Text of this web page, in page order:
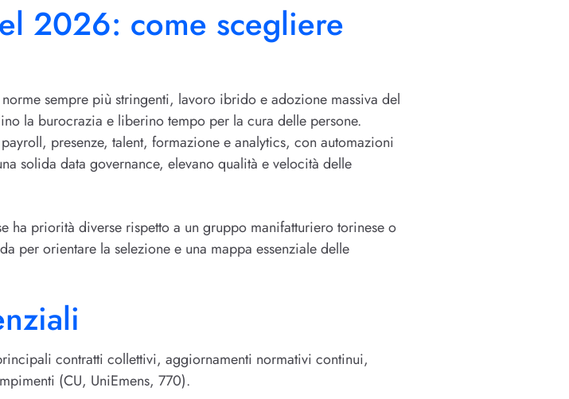
2026: come scegliere
sempre più stringenti, lavoro ibrido e adozione massiva del
la burocrazia e liberino tempo per la cura delle persone.
presenze, talent, formazione e analytics, con automazioni
solida data governance, elevano qualità e velocità delle
ha priorità diverse rispetto a un gruppo manifatturiero torinese o
per orientare la selezione e una mappa essenziale delle
contratti collettivi, aggiornamenti normativi continui,
(CU, UniEmens, 770).